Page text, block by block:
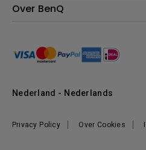
BenQ Shop - Retourneren
Evenementen & Promoties
Over BenQ
Management
Nieuws
Werken bij BenQ
Privacy Policy Over Cookies
Nederland - Nederlands